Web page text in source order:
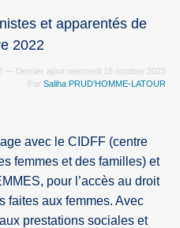
et apparentés de
2022
— Dernier ajout mercredi 18 octobre 2023
Par Saliha PRUD’HOMME-LATOUR
avec le CIDFF (centre
femmes et des familles) et
pour l’accès au droit
faites aux femmes. Avec
prestations sociales et